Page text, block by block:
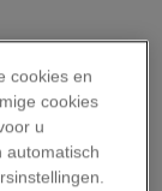
cookies en
cookies
u
automatisch